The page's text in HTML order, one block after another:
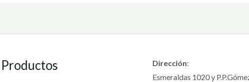
Productos Dirección:
Esmeraldas 1020 y